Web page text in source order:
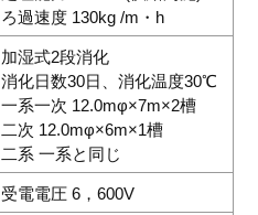
ろ過速度 130kg /m・h
加湿式2段消化
消化日数30日、消化温度30℃
一系一次 12.0mφ×7m×2槽
二次 12.0mφ×6m×1槽
二系 一系と同じ
受電電圧 6，600V